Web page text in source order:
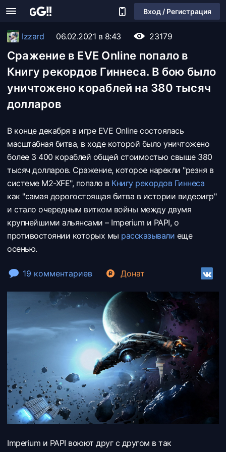
Вход / Регистрация
Izzard 06.02.2021 в 8:43 23179
Сражение в EVE Online попало в
Книгу рекордов Гиннеса. В бою было
уничтожено кораблей на 380 тысяч
долларов
В конце декабря в игре EVE Online состоялась
масштабная битва, в ходе которой было уничтожено
более 3 400 кораблей общей стоимостью свыше 380
тысяч долларов. Сражение, которое нарекли "резня в
системе M2-XFE", попало в Книгу рекордов Гиннеса
как "самая дорогостоящая битва в истории видеоигр"
и стало очередным витком войны между двумя
крупнейшими альянсами – Imperium и PAPI, о
противостоянии которых мы рассказывали еще
осенью.
19 комментариев Донат
Imperium и PAPI воюют друг с другом в так